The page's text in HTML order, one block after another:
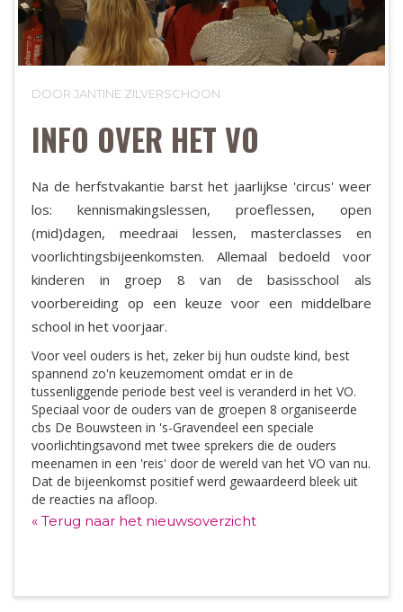
DOOR JANTINE ZILVERSCHOON
INFO OVER HET VO
Na de herfstvakantie barst het jaarlijkse 'circus' weer
los: kennismakingslessen, proeflessen, open
(mid)dagen, meedraai lessen, masterclasses en
voorlichtingsbijeenkomsten. Allemaal bedoeld voor
kinderen in groep 8 van de basisschool als
voorbereiding op een keuze voor een middelbare
school in het voorjaar.
Voor veel ouders is het, zeker bij hun oudste kind, best
spannend zo'n keuzemoment omdat er in de
tussenliggende periode best veel is veranderd in het VO.
Speciaal voor de ouders van de groepen 8 organiseerde
cbs De Bouwsteen in 's-Gravendeel een speciale
voorlichtingsavond met twee sprekers die de ouders
meenamen in een 'reis' door de wereld van het VO van nu.
Dat de bijeenkomst positief werd gewaardeerd bleek uit
de reacties na afloop.
« Terug naar het nieuwsoverzicht